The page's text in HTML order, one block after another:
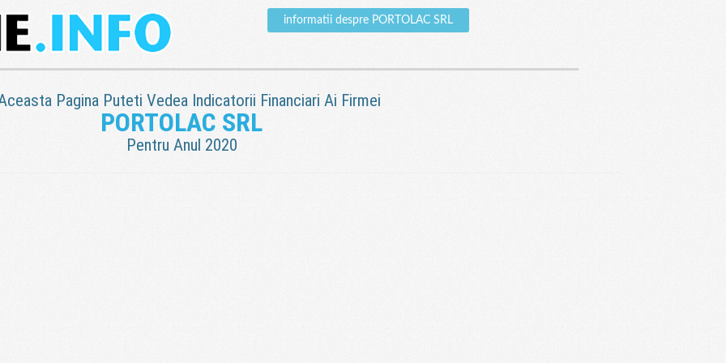
informatii despre PORTOLAC SRL
Pagina Puteti Vedea Indicatorii Financiari Ai Firmei
PORTOLAC SRL
Pentru Anul 2020